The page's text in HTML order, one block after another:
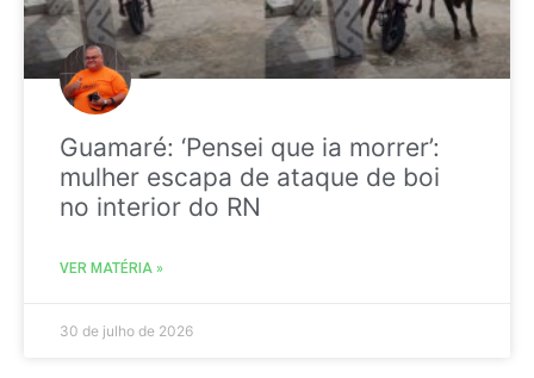
Guamaré: ‘Pensei que ia morrer’:
mulher escapa de ataque de boi
no interior do RN
VER MATÉRIA »
30 de julho de 2026